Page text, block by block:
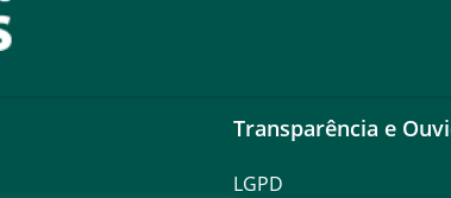
Transparência e
LGPD